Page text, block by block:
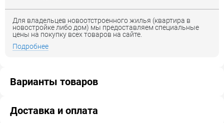
Для владельцев новоотстроенного жилья (квартира в
новостройке либо дом) мы предоставляем специальные
цены на покупку всех товаров на сайте.
Подробнее
Варианты товаров
Доставка и оплата